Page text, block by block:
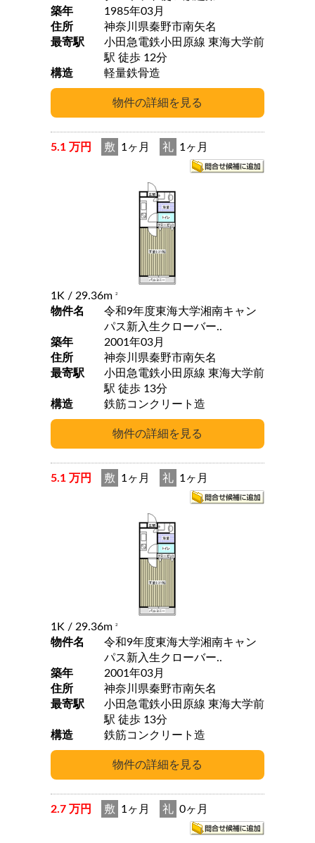
築年
1985年03月
住所
神奈川県秦野市南矢名
最寄駅
小田急電鉄小田原線 東海大学前
駅 徒歩 12分
構造
軽量鉄骨造
5.1 万円 敷 1ヶ月 礼 1ヶ月
1K / 29.36m 2
物件名
令和9年度東海大学湘南キャン
パス新入生クローバー..
築年
2001年03月
住所
神奈川県秦野市南矢名
最寄駅
小田急電鉄小田原線 東海大学前
駅 徒歩 13分
構造
鉄筋コンクリート造
5.1 万円 敷 1ヶ月 礼 1ヶ月
1K / 29.36m 2
物件名
令和9年度東海大学湘南キャン
パス新入生クローバー..
築年
2001年03月
住所
神奈川県秦野市南矢名
最寄駅
小田急電鉄小田原線 東海大学前
駅 徒歩 13分
構造
鉄筋コンクリート造
2.7 万円 敷 1ヶ月 礼 0ヶ月